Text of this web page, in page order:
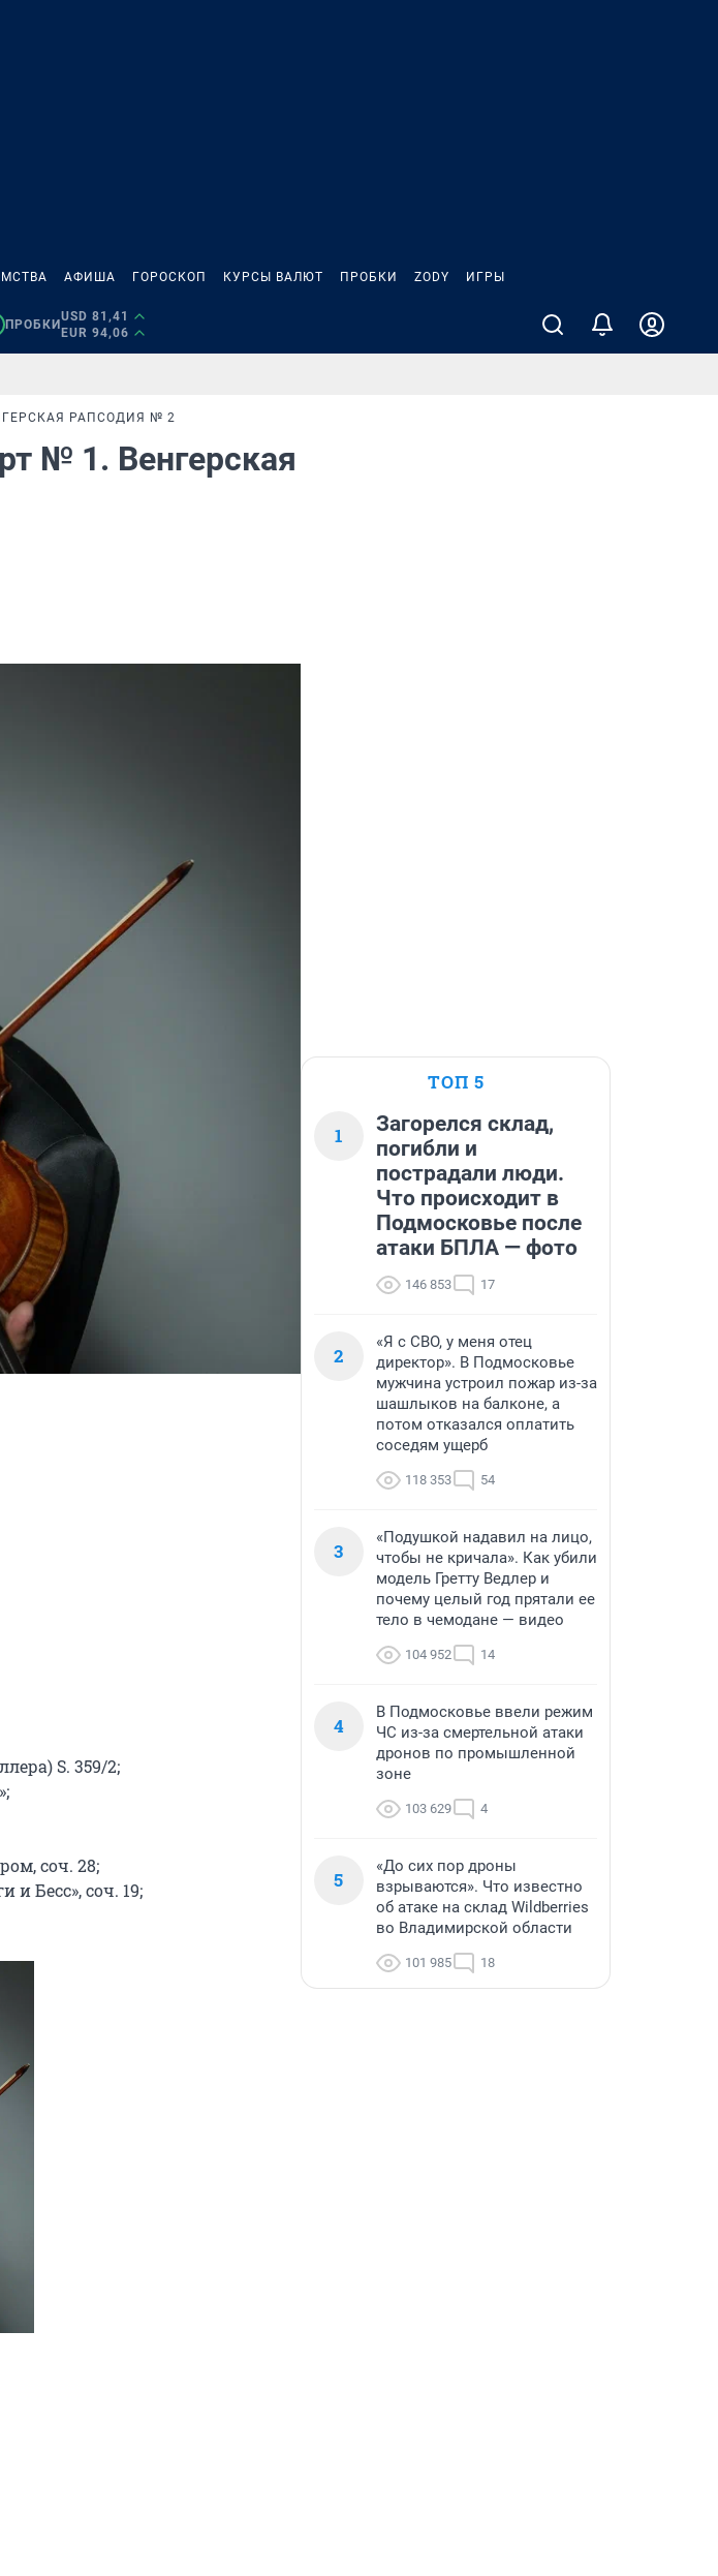
АФИША ГОРОСКОП КУРСЫ ВАЛЮТ ПРОБКИ ZODY ИГРЫ
ПРОБКИ
USD 81,41
EUR 94,06
РАПСОДИЯ № 2
№ 1. Венгерская
S. 359/2;
соч. 28;
Бесс», соч. 19;
ТОП 5
1
Загорелся склад,
погибли и
пострадали люди.
Что происходит в
Подмосковье после
атаки БПЛА — фото
146 853 17
2
«Я с СВО, у меня отец
директор». В Подмосковье
мужчина устроил пожар из-за
шашлыков на балконе, а
потом отказался оплатить
соседям ущерб
118 353 54
3
«Подушкой надавил на лицо,
чтобы не кричала». Как убили
модель Гретту Ведлер и
почему целый год прятали ее
тело в чемодане — видео
104 952 14
4
В Подмосковье ввели режим
ЧС из-за смертельной атаки
дронов по промышленной
зоне
103 629 4
5
«До сих пор дроны
взрываются». Что известно
об атаке на склад Wildberries
во Владимирской области
101 985 18